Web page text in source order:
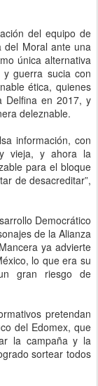
del equipo de
del Moral ante una
única alternativa
guerra sucia con
ética, quienes
Delfina en 2017, y
deleznable.
información, con
vieja, y ahora la
para el bloque
de desacreditar”,
Democrático
de la Alianza
ya advierte
lo que era su
gran riesgo de
pretendan
del Edomex, que
la campaña y la
sortear todos